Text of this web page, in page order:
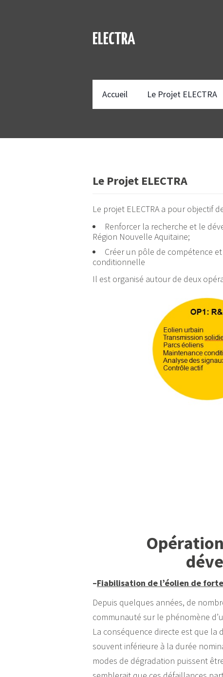
ELECTRA
Accueil Le Projet ELECTRA
Le Projet ELECTRA
Le projet ELECTRA a pour objectif
Renforcer la recherche et le
Région Nouvelle Aquitaine;
Créer un pôle de compétence
conditionnelle
Il est organisé autour de deux
–Fiabilisation de l’éolien de
Depuis quelques années, de
communauté sur le phénomène
La conséquence directe est que
souvent inférieure à la durée
modes de dégradation puissent